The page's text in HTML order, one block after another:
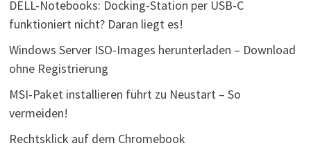
DELL-Notebooks: Docking-Station per USB-C
funktioniert nicht? Daran liegt es!
Windows Server ISO-Images herunterladen – Download
ohne Registrierung
MSI-Paket installieren führt zu Neustart – So
vermeiden!
Rechtsklick auf dem Chromebook